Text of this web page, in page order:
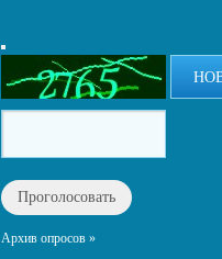
Архив опросов »